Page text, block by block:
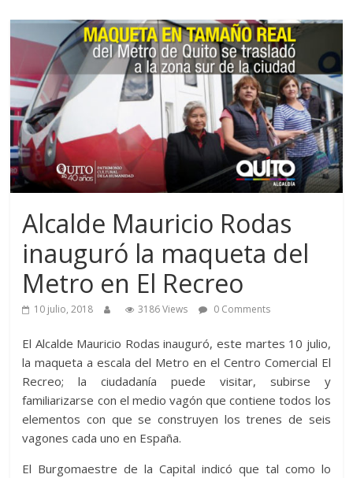
Alcalde Mauricio Rodas
inauguró la maqueta del
Metro en El Recreo
10 julio, 2018 3186 Views 0 Comments
El Alcalde Mauricio Rodas inauguró, este martes 10 julio,
la maqueta a escala del Metro en el Centro Comercial El
Recreo; la ciudadanía puede visitar, subirse y
familiarizarse con el medio vagón que contiene todos los
elementos con que se construyen los trenes de seis
vagones cada uno en España.
El Burgomaestre de la Capital indicó que tal como lo